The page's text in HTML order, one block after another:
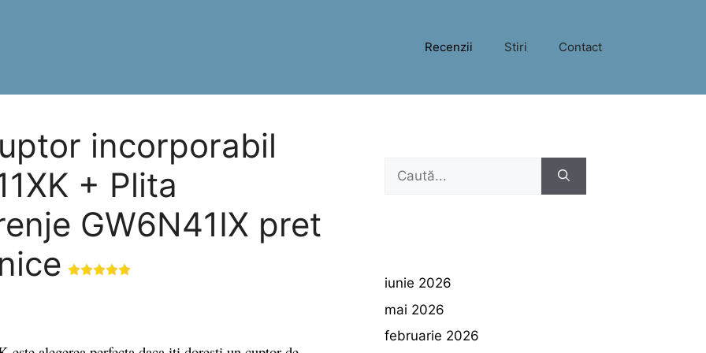
Recenzii Stiri Contact
incorporabil
+ Plita
GW6N41IX pret
Caută
iunie 2026
mai 2026
februarie 2026